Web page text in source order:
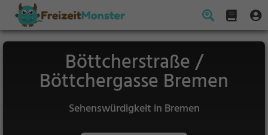
Böttcherstraße /
Böttchergasse Bremen
Sehenswürdigkeit in Bremen